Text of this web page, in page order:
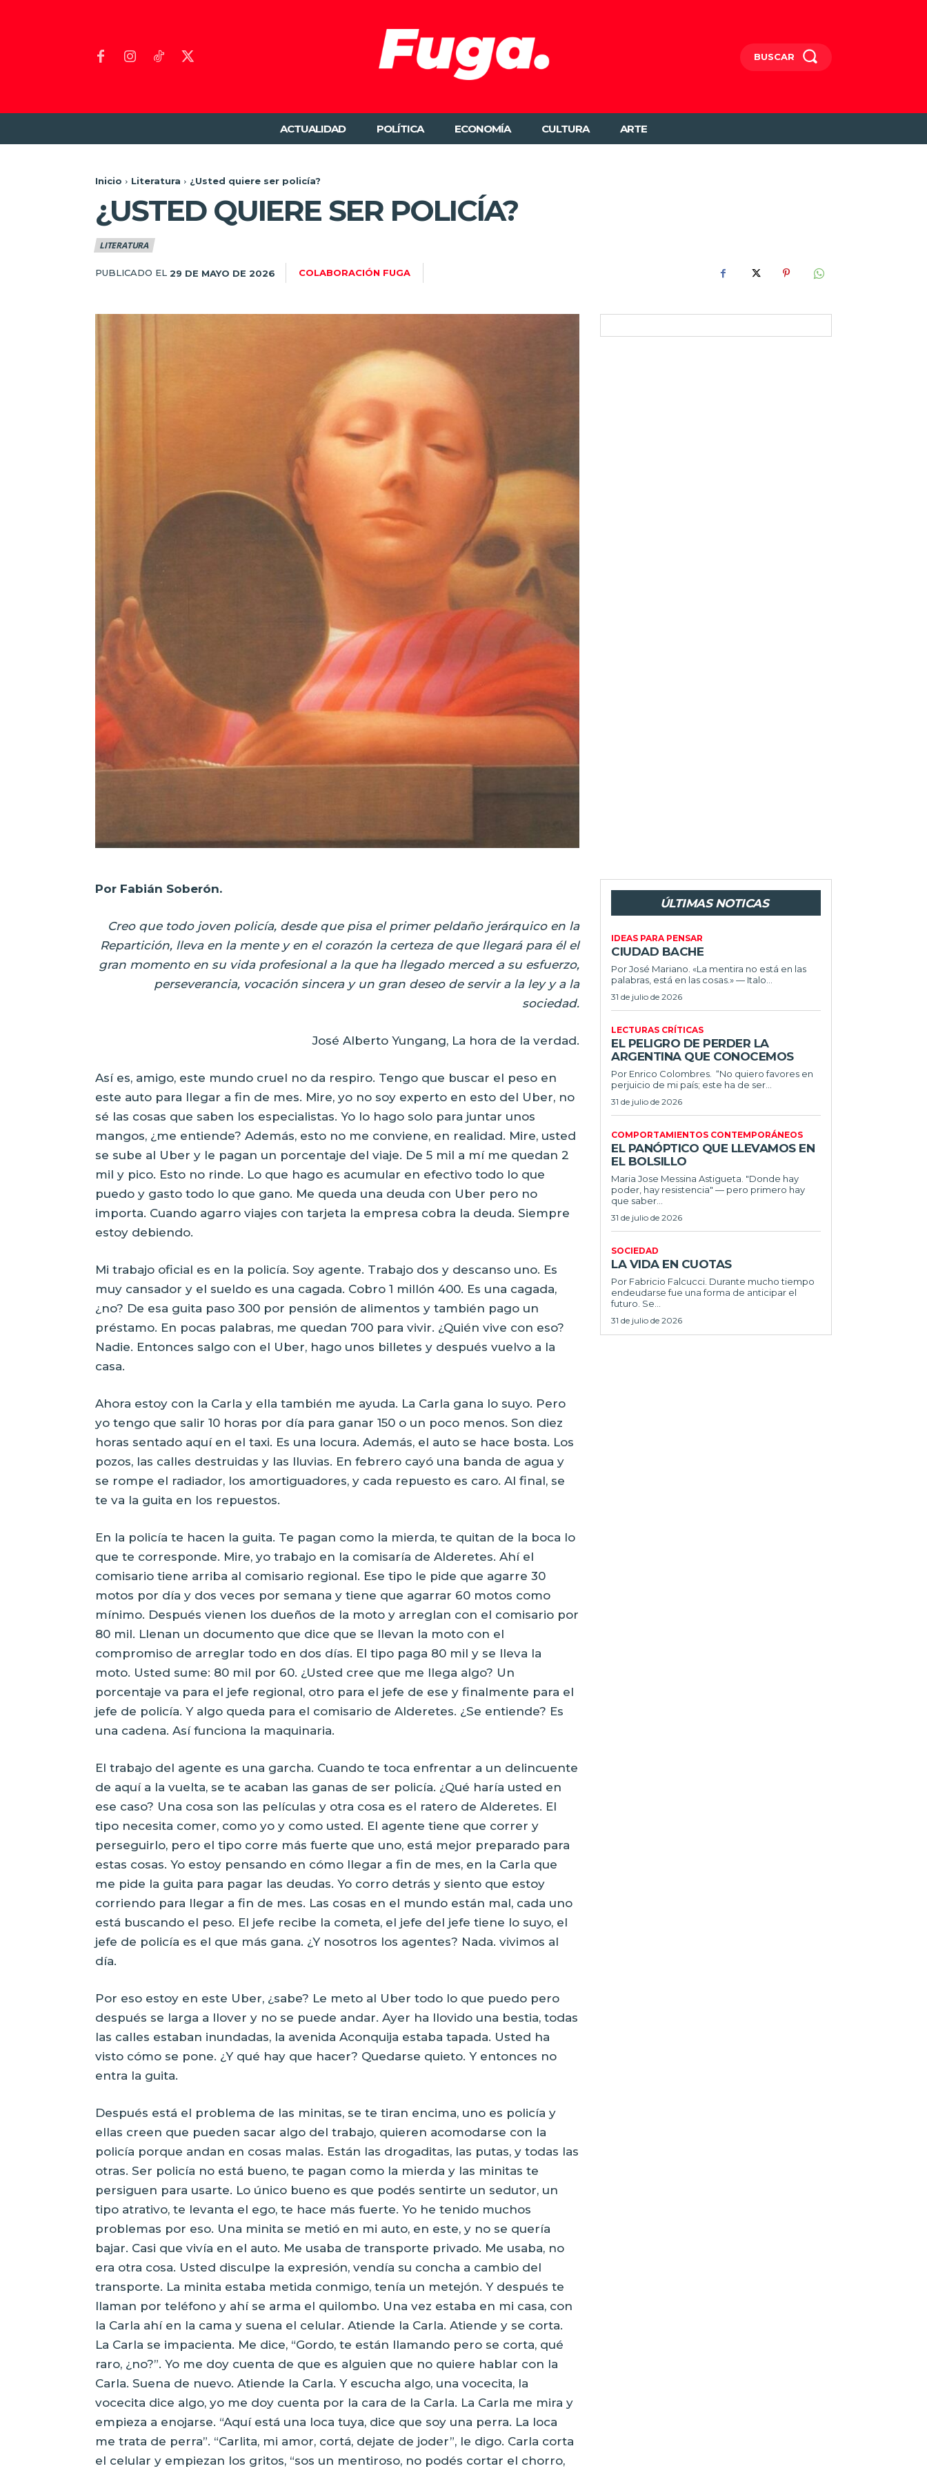
BUSCAR
ACTUALIDAD POLÍTICA ECONOMÍA CULTURA ARTE
Inicio Literatura ¿Usted quiere ser policía?
¿USTED QUIERE SER POLICÍA?
LITERATURA
PUBLICADO EL 29 DE MAYO DE 2026 COLABORACIÓN FUGA
Por Fabián Soberón.
Creo que todo joven policía, desde que pisa el primer peldaño jerárquico en la
Repartición, lleva en la mente y en el corazón la certeza de que llegará para él el
gran momento en su vida profesional a la que ha llegado merced a su esfuerzo,
perseverancia, vocación sincera y un gran deseo de servir a la ley y a la
sociedad.
José Alberto Yungang, La hora de la verdad.
Así es, amigo, este mundo cruel no da respiro. Tengo que buscar el peso en
este auto para llegar a fin de mes. Mire, yo no soy experto en esto del Uber, no
sé las cosas que saben los especialistas. Yo lo hago solo para juntar unos
mangos, ¿me entiende? Además, esto no me conviene, en realidad. Mire, usted
se sube al Uber y le pagan un porcentaje del viaje. De 5 mil a mí me quedan 2
mil y pico. Esto no rinde. Lo que hago es acumular en efectivo todo lo que
puedo y gasto todo lo que gano. Me queda una deuda con Uber pero no
importa. Cuando agarro viajes con tarjeta la empresa cobra la deuda. Siempre
estoy debiendo.
Mi trabajo oficial es en la policía. Soy agente. Trabajo dos y descanso uno. Es
muy cansador y el sueldo es una cagada. Cobro 1 millón 400. Es una cagada,
¿no? De esa guita paso 300 por pensión de alimentos y también pago un
préstamo. En pocas palabras, me quedan 700 para vivir. ¿Quién vive con eso?
Nadie. Entonces salgo con el Uber, hago unos billetes y después vuelvo a la
casa.
Ahora estoy con la Carla y ella también me ayuda. La Carla gana lo suyo. Pero
yo tengo que salir 10 horas por día para ganar 150 o un poco menos. Son diez
horas sentado aquí en el taxi. Es una locura. Además, el auto se hace bosta. Los
pozos, las calles destruidas y las lluvias. En febrero cayó una banda de agua y
se rompe el radiador, los amortiguadores, y cada repuesto es caro. Al final, se
te va la guita en los repuestos.
En la policía te hacen la guita. Te pagan como la mierda, te quitan de la boca lo
que te corresponde. Mire, yo trabajo en la comisaría de Alderetes. Ahí el
comisario tiene arriba al comisario regional. Ese tipo le pide que agarre 30
motos por día y dos veces por semana y tiene que agarrar 60 motos como
mínimo. Después vienen los dueños de la moto y arreglan con el comisario por
80 mil. Llenan un documento que dice que se llevan la moto con el
compromiso de arreglar todo en dos días. El tipo paga 80 mil y se lleva la
moto. Usted sume: 80 mil por 60. ¿Usted cree que me llega algo? Un
porcentaje va para el jefe regional, otro para el jefe de ese y finalmente para el
jefe de policía. Y algo queda para el comisario de Alderetes. ¿Se entiende? Es
una cadena. Así funciona la maquinaria.
El trabajo del agente es una garcha. Cuando te toca enfrentar a un delincuente
de aquí a la vuelta, se te acaban las ganas de ser policía. ¿Qué haría usted en
ese caso? Una cosa son las películas y otra cosa es el ratero de Alderetes. El
tipo necesita comer, como yo y como usted. El agente tiene que correr y
perseguirlo, pero el tipo corre más fuerte que uno, está mejor preparado para
estas cosas. Yo estoy pensando en cómo llegar a fin de mes, en la Carla que
me pide la guita para pagar las deudas. Yo corro detrás y siento que estoy
corriendo para llegar a fin de mes. Las cosas en el mundo están mal, cada uno
está buscando el peso. El jefe recibe la cometa, el jefe del jefe tiene lo suyo, el
jefe de policía es el que más gana. ¿Y nosotros los agentes? Nada. vivimos al
día.
Por eso estoy en este Uber, ¿sabe? Le meto al Uber todo lo que puedo pero
después se larga a llover y no se puede andar. Ayer ha llovido una bestia, todas
las calles estaban inundadas, la avenida Aconquija estaba tapada. Usted ha
visto cómo se pone. ¿Y qué hay que hacer? Quedarse quieto. Y entonces no
entra la guita.
Después está el problema de las minitas, se te tiran encima, uno es policía y
ellas creen que pueden sacar algo del trabajo, quieren acomodarse con la
policía porque andan en cosas malas. Están las drogaditas, las putas, y todas las
otras. Ser policía no está bueno, te pagan como la mierda y las minitas te
persiguen para usarte. Lo único bueno es que podés sentirte un sedutor, un
tipo atrativo, te levanta el ego, te hace más fuerte. Yo he tenido muchos
problemas por eso. Una minita se metió en mi auto, en este, y no se quería
bajar. Casi que vivía en el auto. Me usaba de transporte privado. Me usaba, no
era otra cosa. Usted disculpe la expresión, vendía su concha a cambio del
transporte. La minita estaba metida conmigo, tenía un metejón. Y después te
llaman por teléfono y ahí se arma el quilombo. Una vez estaba en mi casa, con
la Carla ahí en la cama y suena el celular. Atiende la Carla. Atiende y se corta.
La Carla se impacienta. Me dice, “Gordo, te están llamando pero se corta, qué
raro, ¿no?”. Yo me doy cuenta de que es alguien que no quiere hablar con la
Carla. Suena de nuevo. Atiende la Carla. Y escucha algo, una vocecita, la
vocecita dice algo, yo me doy cuenta por la cara de la Carla. La Carla me mira y
empieza a enojarse. “Aquí está una loca tuya, dice que soy una perra. La loca
me trata de perra”. “Carlita, mi amor, cortá, dejate de joder”, le digo. Carla corta
el celular y empiezan los gritos, “sos un mentiroso, no podés cortar el chorro,
ÚLTIMAS NOTICAS
IDEAS PARA PENSAR
CIUDAD BACHE
Por José Mariano. «La mentira no está en las
palabras, está en las cosas.» — Italo...
31 de julio de 2026
LECTURAS CRÍTICAS
EL PELIGRO DE PERDER LA
ARGENTINA QUE CONOCEMOS
Por Enrico Colombres. “No quiero favores en
perjuicio de mi país; este ha de ser...
31 de julio de 2026
COMPORTAMIENTOS CONTEMPORÁNEOS
EL PANÓPTICO QUE LLEVAMOS EN
EL BOLSILLO
Maria Jose Messina Astigueta. "Donde hay
poder, hay resistencia" — pero primero hay
que saber...
31 de julio de 2026
SOCIEDAD
LA VIDA EN CUOTAS
Por Fabricio Falcucci. Durante mucho tiempo
endeudarse fue una forma de anticipar el
futuro. Se...
31 de julio de 2026